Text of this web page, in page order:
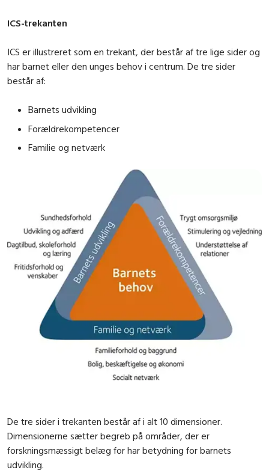
ICS-trekanten
ICS er illustreret som en trekant, der består af tre lige sider og
har barnet eller den unges behov i centrum. De tre sider
består af:
Barnets udvikling
Forældrekompetencer
Familie og netværk
De tre sider i trekanten består af i alt 10 dimensioner.
Dimensionerne sætter begreb på områder, der er
forskningsmæssigt belæg for har betydning for barnets
udvikling.